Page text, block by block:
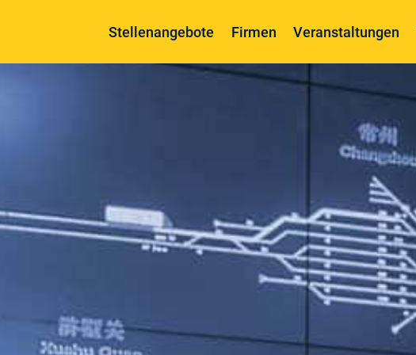
Stellenangebote Firmen Veranstaltungen